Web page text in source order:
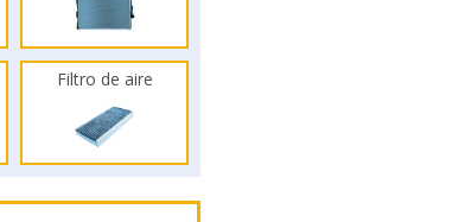
Filtro de aire